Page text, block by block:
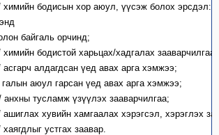
химийн бодисын хор аюул, үүсэж болох эрсдэл:
байгаль орчинд;
химийн бодистой харьцах/хадгалах зааварчилгаа;
асгарч алдагдсан үед авах арга хэмжээ;
галын аюул гарсан үед авах арга хэмжээ;
анхны тусламж үзүүлэх зааварчилгаа;
ашиглах хувийн хамгаалах хэрэгсэл, хэрэглэх
хаягдлыг устгах заавар.